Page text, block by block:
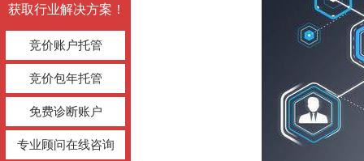
获取行业解决方案！
竞价账户托管
竞价包年托管
免费诊断账户
专业顾问在线咨询